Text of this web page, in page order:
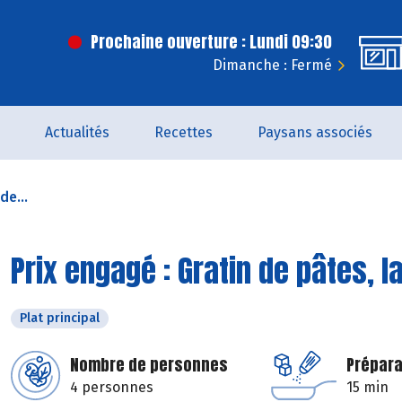
Prochaine ouverture : Lundi 09:30
Dimanche : Fermé
Actualités Recettes Paysans associés
Prix engagé : Gratin de pâtes,
Plat principal
Nombre de personnes
4 personnes 15 min